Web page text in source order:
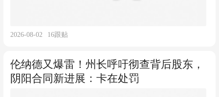
2026-08-02 16跟贴
伦纳德又爆雷！州长呼吁彻查背后股东，
阴阳合同新进展：卡在处罚